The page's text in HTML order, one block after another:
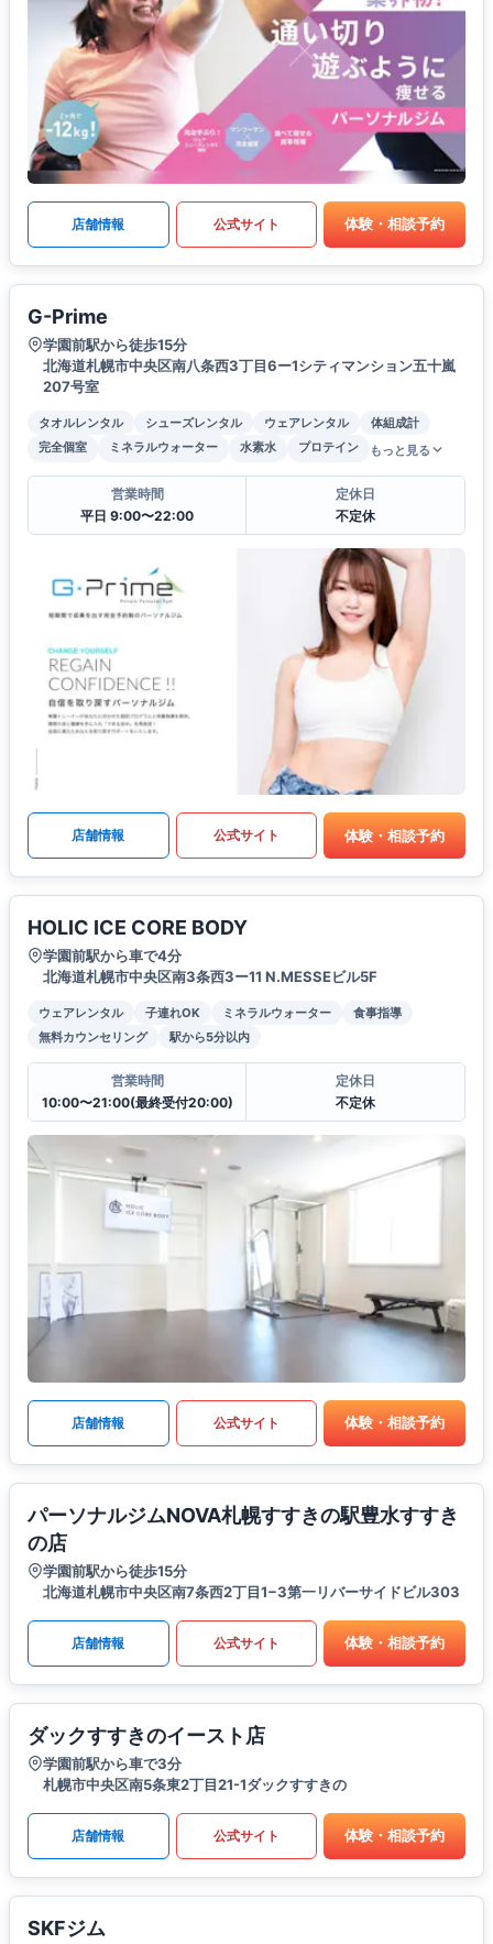
店舗情報 公式サイト 体験・相談予約
G-Prime
学園前駅から徒歩15分
北海道札幌市中央区南八条西3丁目6ー1シティマンション五十嵐
207号室
タオルレンタル シューズレンタル ウェアレンタル
体組成計
完全個室
ミネラルウォーター 水素水 プロテイン もっと見る
営業時間
平日 9:00〜22:00
定休日
不定休
店舗情報 公式サイト 体験・相談予約
HOLIC ICE CORE BODY
学園前駅から車で4分
北海道札幌市中央区南3条西3ー11 N.MESSEビル5F
ウェアレンタル 子連れOK ミネラルウォーター
食事指導
無料カウンセリング
駅から5分以内
営業時間
10:00〜21:00(最終受付20:00)
定休日
不定休
店舗情報 公式サイト 体験・相談予約
パーソナルジムNOVA札幌すすきの駅豊水すすき
の店
学園前駅から徒歩15分
北海道札幌市中央区南7条西2丁目1−3第一リバーサイドビル303
店舗情報 公式サイト 体験・相談予約
ダックすすきのイースト店
学園前駅から車で3分
札幌市中央区南5条東2丁目21-1ダックすすきの
店舗情報 公式サイト 体験・相談予約
SKFジム